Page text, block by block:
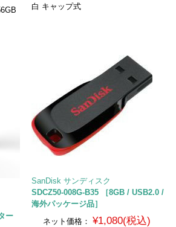
白 キャップ式
ー
SanDisk サンディスク
SDCZ50-008G-B35 ［8GB / USB2.0 /
海外パッケージ品］
ネット価格：
¥1,080(税込)